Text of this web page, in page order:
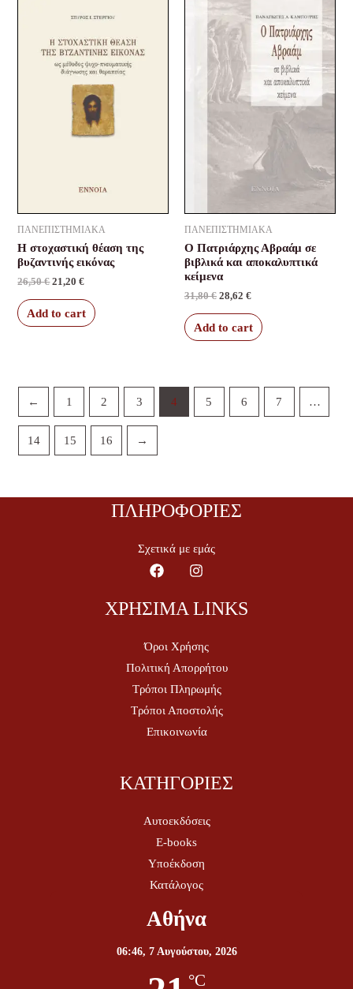
ΠΑΝΕΠΙΣΤΗΜΙΑΚΑ
Η στοχαστική θέαση της
βυζαντινής εικόνας
26,50€
was:
21,20€
is:
Add to cart
ΠΑΝΕΠΙΣΤΗΜΙΑΚΑ
Ο Πατριάρχης Αβραάμ σε
βιβλικά και αποκαλυπτικά
κείμενα
31,80€
price
was:
31,80 €.
28,62 €
is:
28,62 €.
Add to cart
← 1 2 3 4 5 6 7 …
14 15 16 →
ΠΛΗΡΟΦΟΡΙΕΣ
Σχετικά με εμάς
ΧΡΗΣΙΜΑ LINKS
Όροι Χρήσης
Πολιτική Απορρήτου
Τρόποι Πληρωμής
Τρόποι Αποστολής
Επικοινωνία
ΚΑΤΗΓΟΡΙΕΣ
Αυτοεκδόσεις
E-books
Υποέκδοση
Κατάλογος
Αθήνα
06:46, 7 Αυγούστου, 2026
°C